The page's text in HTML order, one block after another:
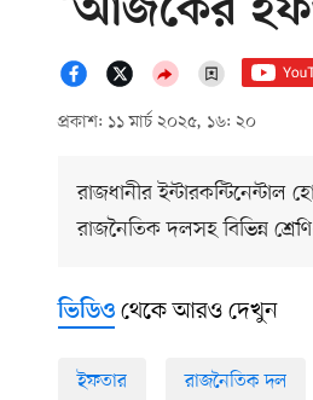
‘আজকের
প্রকাশ: ১১ মার্চ ২০২৫, ১৬: ২০
রাজধানীর
রাজনৈতিক দলসহ বিভিন্ন
ভিডিও থেকে আরও দেখুন
ইফতার রাজনৈতিক দল